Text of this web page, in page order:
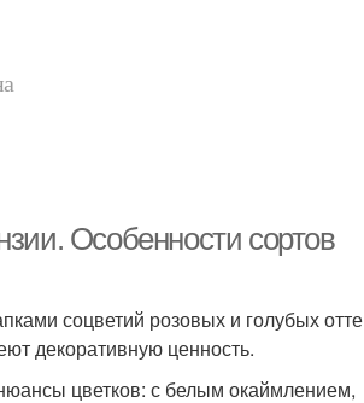
Особенности сортов
соцветий розовых и голубых
декоративную ценность.
цветков: с белым окаймлением,